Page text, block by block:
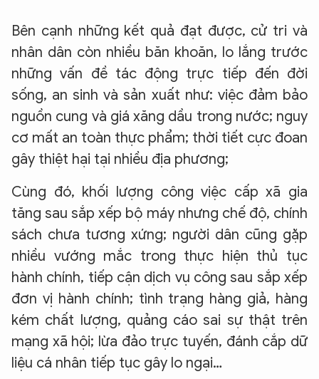
Bên cạnh những kết quả đạt được, cử tri và
nhân dân còn nhiều băn khoăn, lo lắng trước
những vấn đề tác động trực tiếp đến đời
sống, an sinh và sản xuất như: việc đảm bảo
nguồn cung và giá xăng dầu trong nước; nguy
cơ mất an toàn thực phẩm; thời tiết cực đoan
gây thiệt hại tại nhiều địa phương;
Cùng đó, khối lượng công việc cấp xã gia
tăng sau sắp xếp bộ máy nhưng chế độ, chính
sách chưa tương xứng; người dân cũng gặp
nhiều vướng mắc trong thực hiện thủ tục
hành chính, tiếp cận dịch vụ công sau sắp xếp
đơn vị hành chính; tình trạng hàng giả, hàng
kém chất lượng, quảng cáo sai sự thật trên
mạng xã hội; lừa đảo trực tuyến, đánh cắp dữ
liệu cá nhân tiếp tục gây lo ngại…